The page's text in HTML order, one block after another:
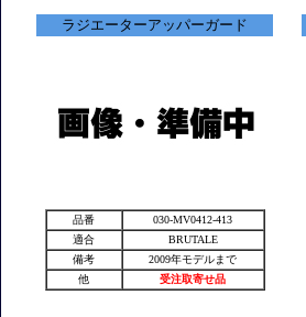
ラジエーターアッパーガード
品番
030-MV0412-413
適合
BRUTALE
備考
2009年モデルまで
他
受注取寄せ品